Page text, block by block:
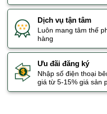
Dịch vụ tận tâm
Luôn mang tâm thế
hàng
Ưu đãi đăng ký
Nhập số điện thoại
giá từ 5-15% giá sản